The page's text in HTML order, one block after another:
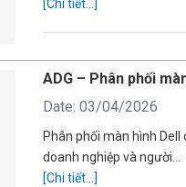
[Chi tiết...]
ADG – Phân phối
Date: 03/04/2026
Phân phối màn hình
doanh nghiệp và người…
[Chi tiết...]